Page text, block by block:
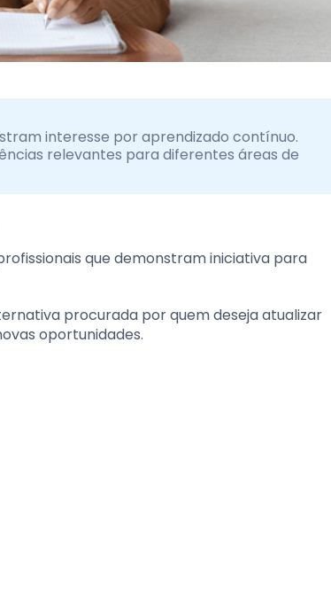
interesse por aprendizado contínuo.
relevantes para diferentes áreas de
que demonstram iniciativa para
procurada por quem deseja atualizar
oportunidades.